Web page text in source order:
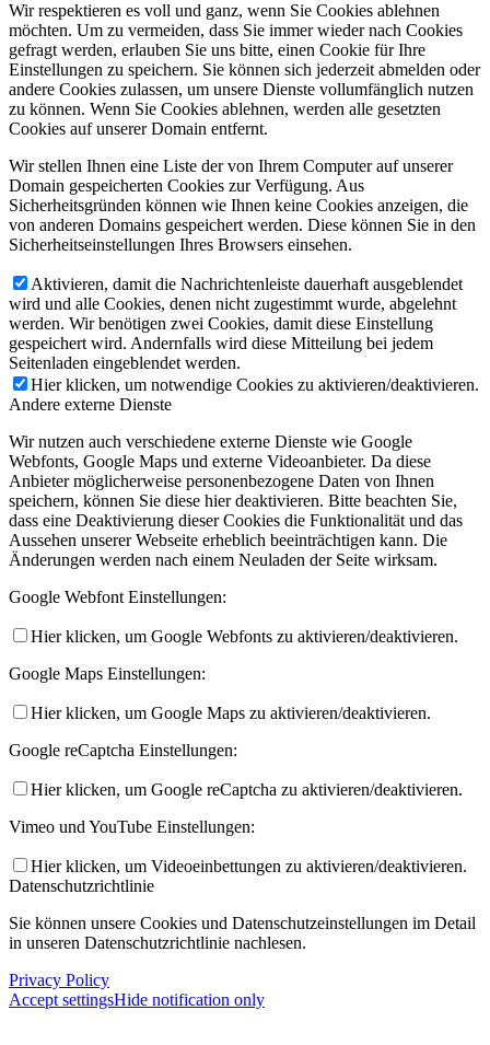
Wir respektieren es voll und ganz, wenn Sie Cookies ablehnen
möchten. Um zu vermeiden, dass Sie immer wieder nach Cookies
gefragt werden, erlauben Sie uns bitte, einen Cookie für Ihre
Einstellungen zu speichern. Sie können sich jederzeit abmelden oder
andere Cookies zulassen, um unsere Dienste vollumfänglich nutzen
zu können. Wenn Sie Cookies ablehnen, werden alle gesetzten
Cookies auf unserer Domain entfernt.
Wir stellen Ihnen eine Liste der von Ihrem Computer auf unserer
Domain gespeicherten Cookies zur Verfügung. Aus
Sicherheitsgründen können wie Ihnen keine Cookies anzeigen, die
von anderen Domains gespeichert werden. Diese können Sie in den
Sicherheitseinstellungen Ihres Browsers einsehen.
Aktivieren, damit die Nachrichtenleiste dauerhaft ausgeblendet
wird und alle Cookies, denen nicht zugestimmt wurde, abgelehnt
werden. Wir benötigen zwei Cookies, damit diese Einstellung
gespeichert wird. Andernfalls wird diese Mitteilung bei jedem
Seitenladen eingeblendet werden.
Hier klicken, um notwendige Cookies zu aktivieren/deaktivieren.
Andere externe Dienste
Wir nutzen auch verschiedene externe Dienste wie Google
Webfonts, Google Maps und externe Videoanbieter. Da diese
Anbieter möglicherweise personenbezogene Daten von Ihnen
speichern, können Sie diese hier deaktivieren. Bitte beachten Sie,
dass eine Deaktivierung dieser Cookies die Funktionalität und das
Aussehen unserer Webseite erheblich beeinträchtigen kann. Die
Änderungen werden nach einem Neuladen der Seite wirksam.
Google Webfont Einstellungen:
Hier klicken, um Google Webfonts zu aktivieren/deaktivieren.
Google Maps Einstellungen:
Hier klicken, um Google Maps zu aktivieren/deaktivieren.
Google reCaptcha Einstellungen:
Hier klicken, um Google reCaptcha zu aktivieren/deaktivieren.
Vimeo und YouTube Einstellungen:
Hier klicken, um Videoeinbettungen zu aktivieren/deaktivieren.
Datenschutzrichtlinie
Sie können unsere Cookies und Datenschutzeinstellungen im Detail
in unseren Datenschutzrichtlinie nachlesen.
Privacy Policy
Accept settingsHide notification only